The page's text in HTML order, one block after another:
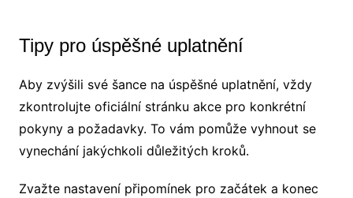
Tipy pro úspěšné uplatnění
Aby zvýšili své šance na úspěšné uplatnění, vždy
zkontrolujte oficiální stránku akce pro konkrétní
pokyny a požadavky. To vám pomůže vyhnout se
vynechání jakýchkoli důležitých kroků.
Zvažte nastavení připomínek pro začátek a konec